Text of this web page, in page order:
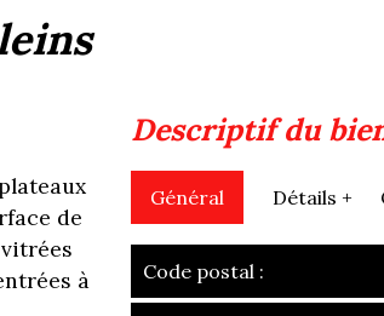
de
à
descriptif du
Général Détails +
Code postal :